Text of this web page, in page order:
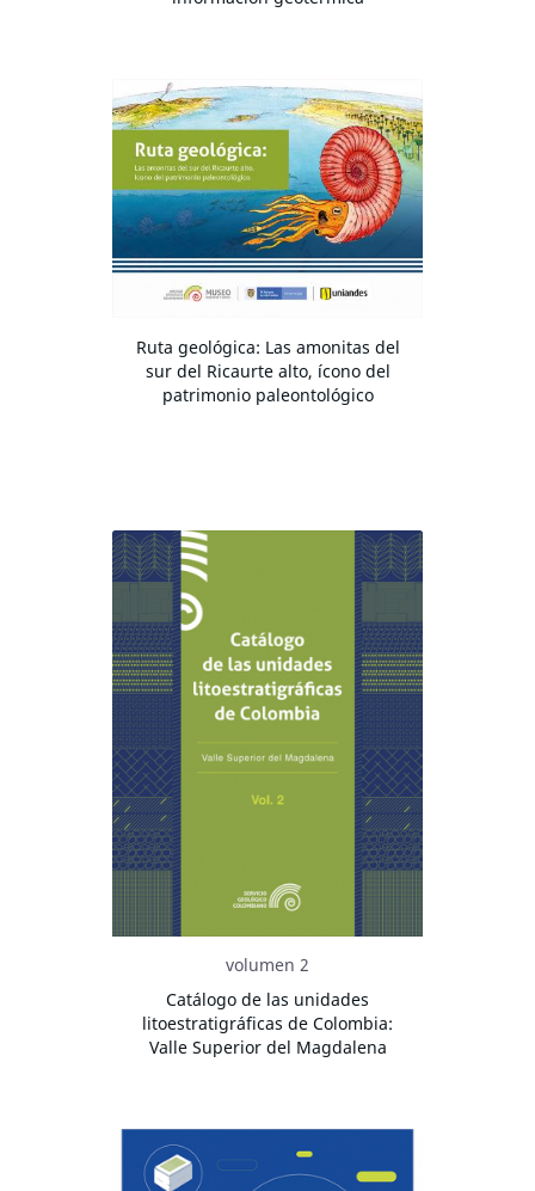
Ruta geológica: Las amonitas del
sur del Ricaurte alto, ícono del
patrimonio paleontológico
volumen 2
Catálogo de las unidades
litoestratigráficas de Colombia:
Valle Superior del Magdalena